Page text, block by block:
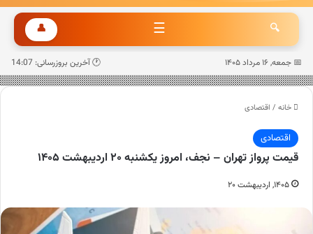
🔍
☰
👤
📅 جمعه, ۱۶ مرداد ۱۴۰۵ 🕐 آخرین بروزرسانی: 14:07
خانه / اقتصادی
اقتصادی
قیمت پرواز تهران – نجف، امروز یکشنبه ۲۰ اردیبهشت ۱۴۰۵
۱۴۰۵, اردیبهشت ۲۰